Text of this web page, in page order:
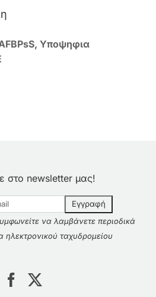
Υποψηφια
στο newsletter μας!
να λαμβάνετε περιοδικά
ηλεκτρονικού ταχυδρομείου